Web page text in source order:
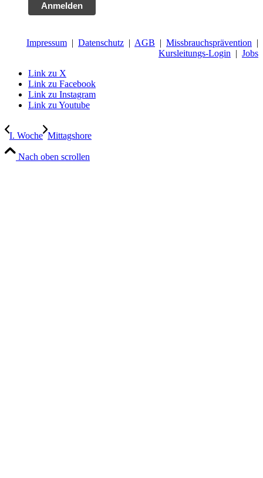
Anmelden
Impressum | Datenschutz | AGB | Missbrauchsprävention |
Kursleitungs-Login | Jobs
Link zu X
Link zu Facebook
Link zu Instagram
Link zu Youtube
I. Woche Mittagshore
Nach oben scrollen